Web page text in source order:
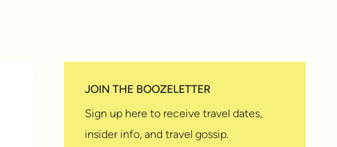
JOIN THE BOOZELETTER
Sign up here to receive travel dates,
insider info, and travel gossip.